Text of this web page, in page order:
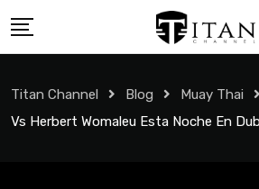
Titan Channel Blog Muay Thai
Vs Herbert Womaleu Esta Noche En